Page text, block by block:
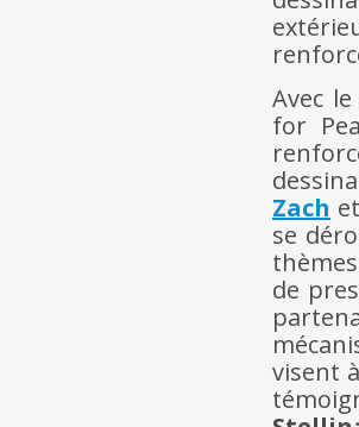
Avec
for
Zach
se
de
visent